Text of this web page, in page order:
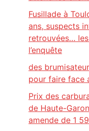
Fusillade à
ans, suspects
retrouvées…
l’enquête
des
pour faire face
Prix des
de Haute-
amende de 1